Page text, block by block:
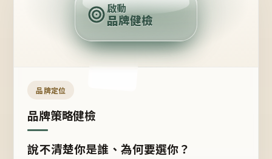
定
位
啟動
品牌健檢
品牌定位
品牌策略健檢
說不清楚你是誰、為何要選你？